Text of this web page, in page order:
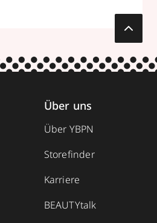
Über uns
Über YBPN
Storefinder
Karriere
BEAUTYtalk